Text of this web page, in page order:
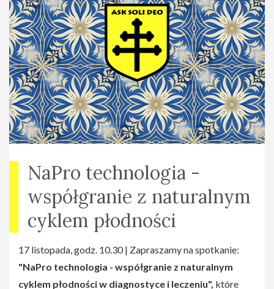
NaPro technologia -
współgranie z naturalnym
cyklem płodności
17 listopada, godz. 10.30 | Zapraszamy na spotkanie:
"NaPro technologia - współgranie z naturalnym
cyklem płodności w diagnostyce i leczeniu", które